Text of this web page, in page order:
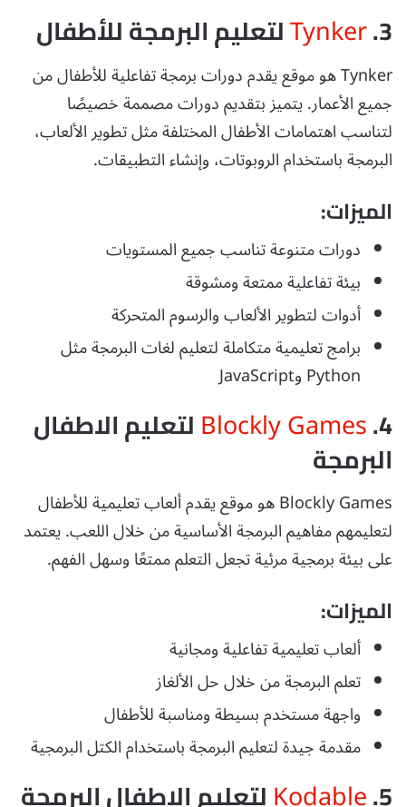
3.
Tynkerلتعليم البرمجة للأطفال
Tynker هو موقع يقدم دورات برمجة تفاعلية للأطفال من
جميع الأعمار. يتميز بتقديم دورات مصممة خصيصًا
لتناسب اهتمامات الأطفال المختلفة مثل تطوير الألعاب،
البرمجة باستخدام الروبوتات، وإنشاء التطبيقات.
الميزات:
دورات متنوعة تناسب جميع المستويات
بيئة تفاعلية ممتعة ومشوقة
أدوات لتطوير الألعاب والرسوم المتحركة
برامج تعليمية متكاملة لتعليم لغات البرمجة مثل
Python وJavaScript
4.
Blockly Games لتعليم الاطفال
البرمجة
Blockly Games هو موقع يقدم ألعاب تعليمية للأطفال
لتعليمهم مفاهيم البرمجة الأساسية من خلال اللعب. يعتمد
على بيئة برمجية مرئية تجعل التعلم ممتعًا وسهل الفهم.
الميزات:
ألعاب تعليمية تفاعلية ومجانية
تعلم البرمجة من خلال حل الألغاز
واجهة مستخدم بسيطة ومناسبة للأطفال
مقدمة جيدة لتعليم البرمجة باستخدام الكتل البرمجية
5. لتعليم الاطفال البرمجة